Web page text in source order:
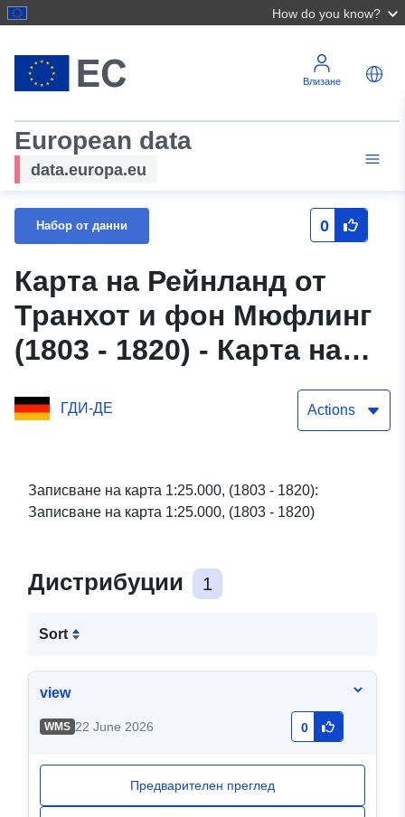
How do you know?
Влизане
European data
data.europa.eu
Набор от данни 0
Карта на Рейнланд от
Транхот и фон Мюфлинг
(1803 - 1820) - Карта на
Рейнланд от Транхот и
фон Мюфлинг (1803 -
ГДИ-ДЕ Actions
Записване на карта 1:25.000, (1803 - 1820):
Записване на карта 1:25.000, (1803 - 1820)
Дистрибуции 1
Sort
view
WMS 22 June 2026 0
Предварителен преглед